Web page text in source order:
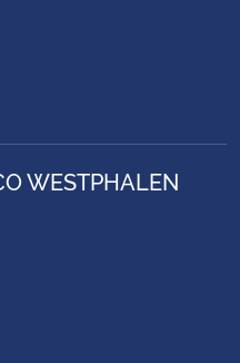
WESTPHALEN